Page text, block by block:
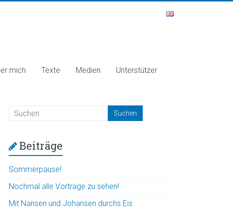
mich Texte Medien Unterstützer
Beiträge
Sommerpause!
Nochmal alle Vorträge zu sehen!
Mit Nansen und Johansen durchs Eis